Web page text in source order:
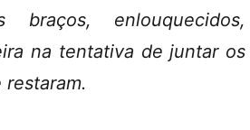
enlouquecidos,
na tentativa de juntar os